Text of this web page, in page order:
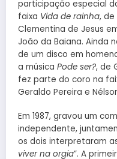
participação especial
faixa Vida de rainha, de
Clementina de Jesus
João da Baiana. Ainda
de um disco em
a música Pode ser?, de
fez parte do coro na
Geraldo Pereira e
Em 1987, gravou um
independente,
os dois interpretaram
viver na orgia”. A